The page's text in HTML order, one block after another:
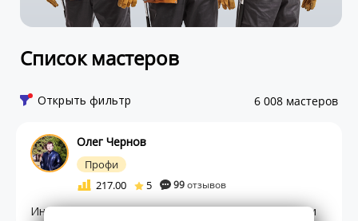
Список мастеров
Открыть фильтр 6 008 мастеров
Олег Чернов
Профи
217.00
5 99отзывов
Инженер. Мастер-универсал. Опыт качественного и